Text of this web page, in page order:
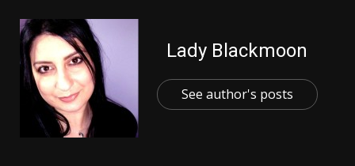
Lady Blackmoon
See author's posts